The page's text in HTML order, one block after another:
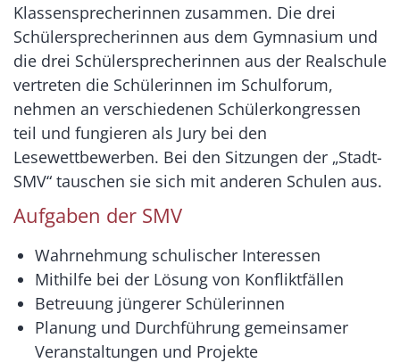
Klassensprecherinnen zusammen. Die drei
Schülersprecherinnen aus dem Gymnasium und
die drei Schülersprecherinnen aus der Realschule
vertreten die Schülerinnen im Schulforum,
nehmen an verschiedenen Schülerkongressen
teil und fungieren als Jury bei den
Lesewettbewerben. Bei den Sitzungen der „Stadt-
SMV“ tauschen sie sich mit anderen Schulen aus.
Aufgaben der SMV
Wahrnehmung schulischer Interessen
Mithilfe bei der Lösung von Konfliktfällen
Betreuung jüngerer Schülerinnen
Planung und Durchführung gemeinsamer
Veranstaltungen und Projekte